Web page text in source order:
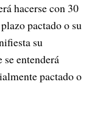
hacerse con 30
pactado o su
su
entenderá
pactado o